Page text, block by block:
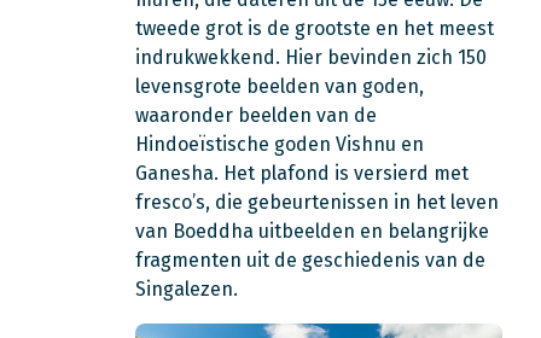
tweede grot is de grootste en het meest
indrukwekkend. Hier bevinden zich 150
levensgrote beelden van goden,
waaronder beelden van de
Hindoeïstische goden Vishnu en
Ganesha. Het plafond is versierd met
fresco’s, die gebeurtenissen in het leven
van Boeddha uitbeelden en belangrijke
fragmenten uit de geschiedenis van de
Singalezen.